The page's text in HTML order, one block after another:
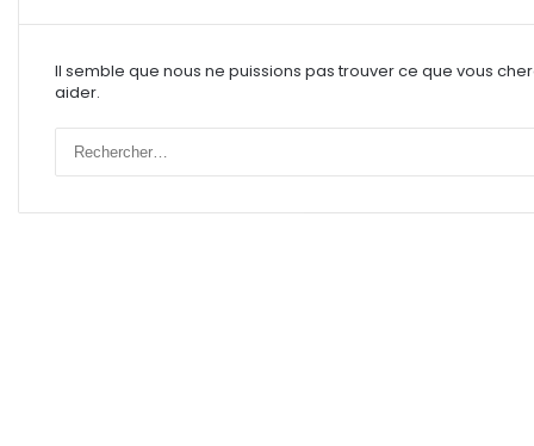
Il semble que nous ne puissions pas trouver ce que vous
aider.